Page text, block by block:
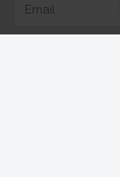
Email